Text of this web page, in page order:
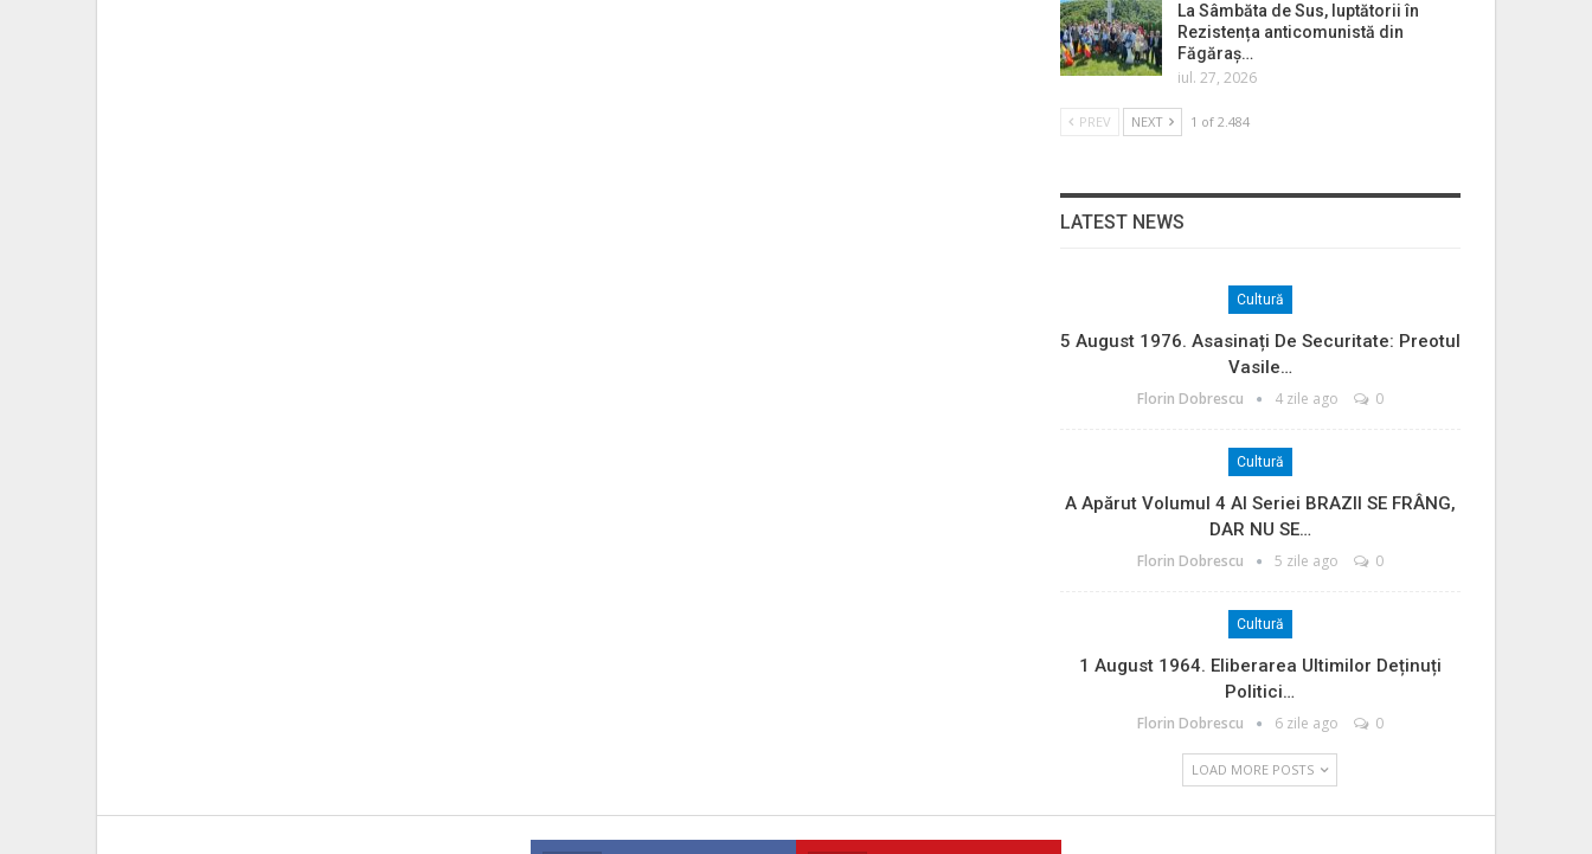
La Sâmbăta de Sus, luptătorii în
Rezistența anticomunistă din
Făgăraș…
iul. 27, 2026
PREV NEXT 1 of 2.484
LATEST NEWS
Cultură
5 August 1976. Asasinați De Securitate: Preotul
Vasile…
Florin Dobrescu 4 zile ago 0
Cultură
A Apărut Volumul 4 Al Seriei BRAZII SE FRÂNG,
DAR NU SE…
Florin Dobrescu 5 zile ago 0
Cultură
1 August 1964. Eliberarea Ultimilor Deținuți
Politici…
Florin Dobrescu 6 zile ago 0
LOAD MORE POSTS